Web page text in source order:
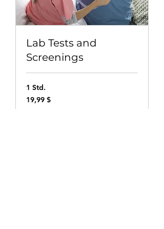
Lab Tests and
Screenings
1 Std.
19,99
US-
19,99 $